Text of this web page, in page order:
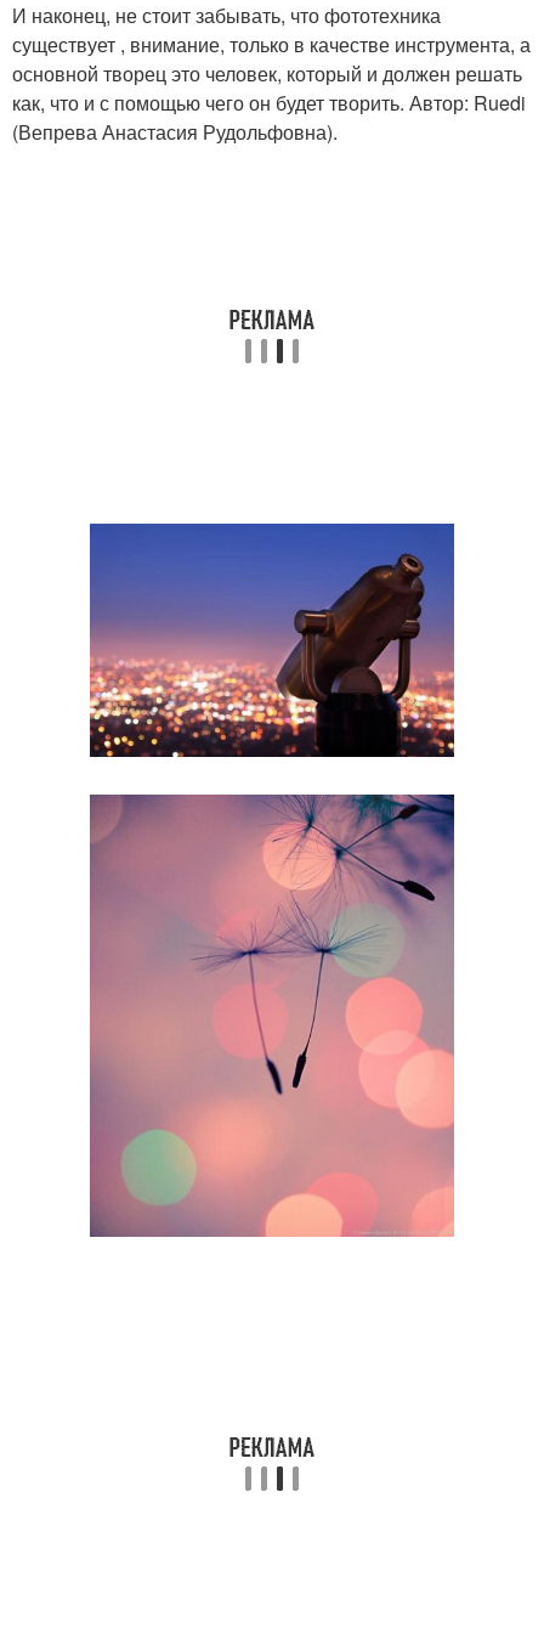
И наконец, не стоит забывать, что фототехника
существует , внимание, только в качестве инструмента, а
основной творец это человек, который и должен решать
как, что и с помощью чего он будет творить. Автор: Ruedi
(Вепрева Анастасия Рудольфовна).